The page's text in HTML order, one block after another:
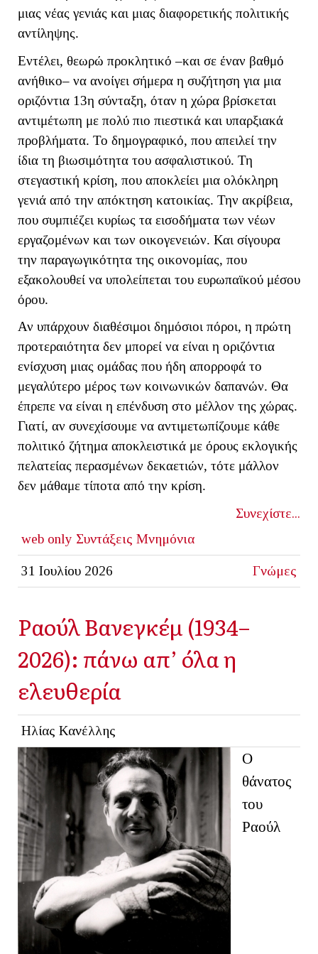
μιας νέας γενιάς και μιας διαφορετικής πολιτικής
αντίληψης.
Εντέλει, θεωρώ προκλητικό –και σε έναν βαθμό
ανήθικο– να ανοίγει σήμερα η συζήτηση για μια
οριζόντια 13η σύνταξη, όταν η χώρα βρίσκεται
αντιμέτωπη με πολύ πιο πιεστικά και υπαρξιακά
προβλήματα. Το δημογραφικό, που απειλεί την
ίδια τη βιωσιμότητα του ασφαλιστικού. Τη
στεγαστική κρίση, που αποκλείει μια ολόκληρη
γενιά από την απόκτηση κατοικίας. Την ακρίβεια,
που συμπιέζει κυρίως τα εισοδήματα των νέων
εργαζομένων και των οικογενειών. Και σίγουρα
την παραγωγικότητα της οικονομίας, που
εξακολουθεί να υπολείπεται του ευρωπαϊκού μέσου
όρου.
Αν υπάρχουν διαθέσιμοι δημόσιοι πόροι, η πρώτη
προτεραιότητα δεν μπορεί να είναι η οριζόντια
ενίσχυση μιας ομάδας που ήδη απορροφά το
μεγαλύτερο μέρος των κοινωνικών δαπανών. Θα
έπρεπε να είναι η επένδυση στο μέλλον της χώρας.
Γιατί, αν συνεχίσουμε να αντιμετωπίζουμε κάθε
πολιτικό ζήτημα αποκλειστικά με όρους εκλογικής
πελατείας περασμένων δεκαετιών, τότε μάλλον
δεν μάθαμε τίποτα από την κρίση.
Συνεχίστε...
web only Συντάξεις Μνημόνια
31 Ιουλίου 2026 Γνώμες
Ραούλ Βανεγκέμ (1934–
2026): πάνω απ’ όλα η
ελευθερία
Ηλίας Κανέλλης
Ο
θάνατος
του
Ραούλ